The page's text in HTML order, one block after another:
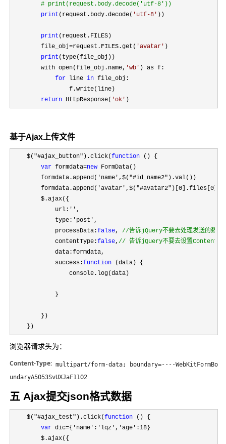
# print(request.body.decode('utf-8'))
print (request.body.decode( ' utf-8 ' ))
print (request.FILES)
        file_obj
=request.FILES.get( 'avatar ' )
print (type(file_obj))
        with open(file_obj.name,
'wb ' ) as f:
for line in file_obj:
                f.write(line)
return HttpResponse( 'ok ' )
基于Ajax上传文件
    $("#ajax_button").click(
function () {
var formdata=new FormData()
        formdata.append(
'name',$("#id_name2" ).val())
        formdata.append(
'avatar',$("#avatar2")[0].files[0
        $.ajax({
            url:
'' ,
            type:
'post' ,
            processData:
false, //告诉jQuery不要去处理发送的数据
            contentType:
false, // 告诉jQuery不要去设置Content-
            data:formdata,
            success:
function (data) {
                console.log(data)
            }
        })
    })
浏览器请求头为：
Content-Type: multipart/form-data; boundary=----WebKitFormBo
undaryA5O53SvUXJaF11O2
五 Ajax提交json格式数据
    $("#ajax_test").click(
function () {
var dic={'name':'lqz','age':18 }
        $.ajax({